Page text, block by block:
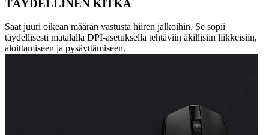
TÄYDELLINEN KITKA
Saat juuri oikean määrän vastusta hiiren jalkoihin. Se sopii
täydellisesti matalalla DPI-asetuksella tehtäviin äkillisiin liikkeisiin,
aloittamiseen ja pysäyttämiseen.